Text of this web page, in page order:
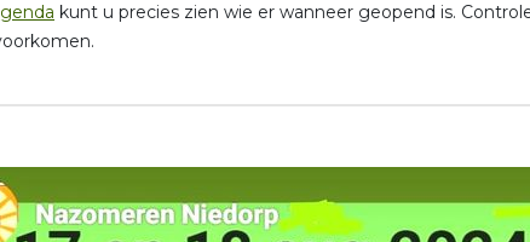
kunt u precies zien wie er wanneer geopend is.